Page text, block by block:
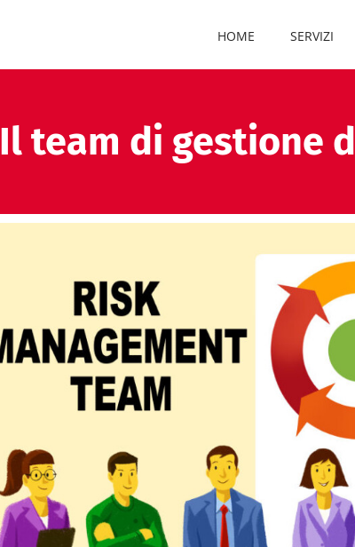
HOME SERVIZI
Il team di gestione